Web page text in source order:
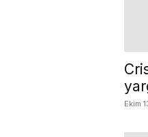
Ekim